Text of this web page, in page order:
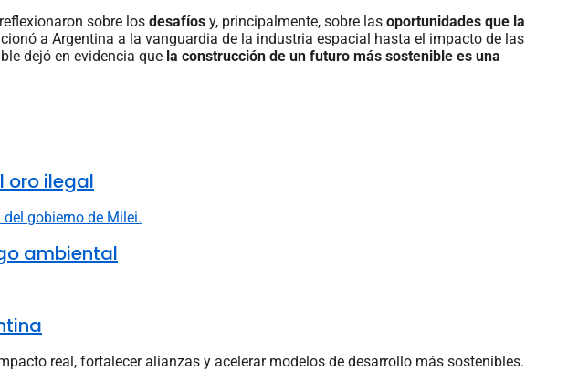
sobre los desafíos y, principalmente, sobre las oportunidades que la
a Argentina a la vanguardia de la industria espacial hasta el impacto de las
dejó en evidencia que la construcción de un futuro más sostenible es una
oro ilegal
ambiental
real, fortalecer alianzas y acelerar modelos de desarrollo más sostenibles.